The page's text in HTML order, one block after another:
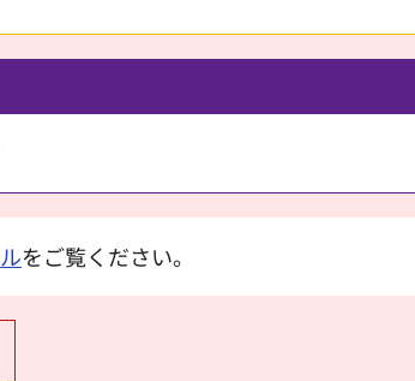
をご覧ください。